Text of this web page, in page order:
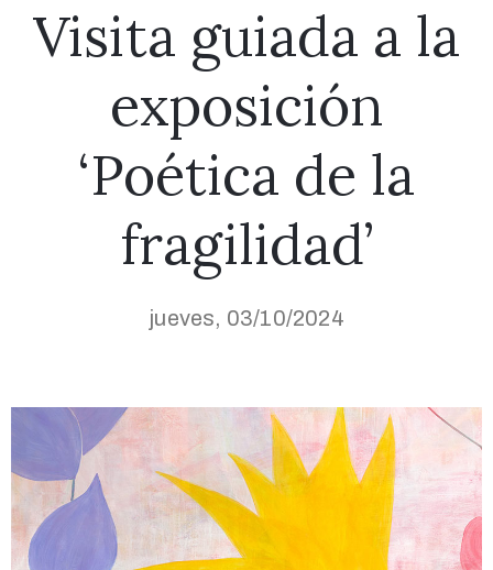
Visita guiada a la
exposición
‘Poética de la
fragilidad’
jueves, 03/10/2024